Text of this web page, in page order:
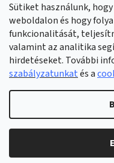
Sütiket használunk,
weboldalon és hogy
funkcionalitását,
valamint az analitika
hirdetéseket. További
szabályzatunkatés a